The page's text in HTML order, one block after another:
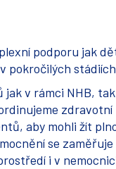
podporu jak
pokročilých
v rámci NHB,
aby mohli žít
se
i v